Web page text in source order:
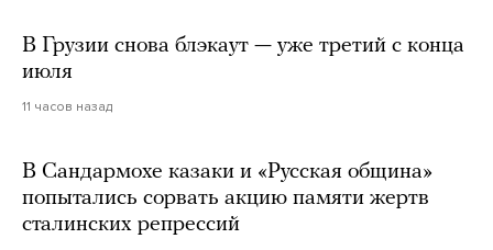
В Грузии снова блэкаут — уже третий с конца
июля
11 часов назад
В Сандармохе казаки и «Русская община»
попытались сорвать акцию памяти жертв
сталинских репрессий